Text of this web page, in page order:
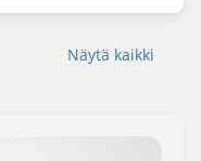
Näytä kaikki